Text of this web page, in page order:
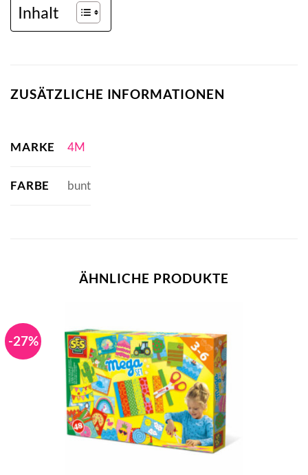
Inhalt
ZUSÄTZLICHE INFORMATIONEN
MARKE 4M
FARBE bunt
ÄHNLICHE PRODUKTE
-27%